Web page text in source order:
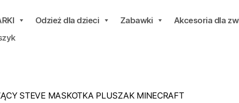
Odzież dla dzieci Zabawki Akcesoria dla
STEVE MASKOTKA PLUSZAK MINECRAFT